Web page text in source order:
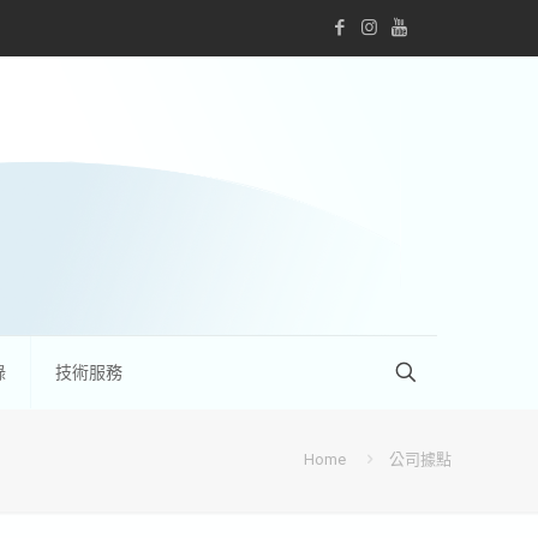
技術服務
Home 公司據點